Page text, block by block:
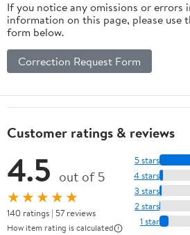
If you notice any omissions or errors
information on this page, please use
form below.
Correction Request Form
Customer ratings & reviews
4.5 out of 5
★★★★★
140 ratings | 57 reviews
How item rating is calculated
5 stars
4 stars
3 stars
2 stars
1 star